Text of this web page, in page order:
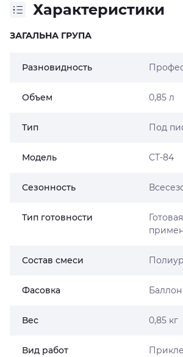
Характеристики
ЗАГАЛЬНА ГРУПА
Разновидность
Объем 0,85 л
Тип Под
Модель CT-84
Сезонность
Тип готовности
Состав смеси
Фасовка Баллон
Вес 0,85 кг
Вид работ